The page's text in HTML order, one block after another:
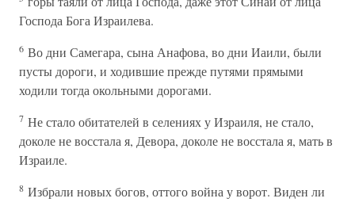
Господа Бога Израилева.
6 Во дни Самегара, сына Анафова, во дни Иаили, были
пусты дороги, и ходившие прежде путями прямыми
ходили тогда окольными дорогами.
7 Не стало обитателей в селениях у Израиля, не стало,
доколе не восстала я, Девора, доколе не восстала я, мать в
Израиле.
8 Избрали новых богов, оттого война у ворот. Виден ли